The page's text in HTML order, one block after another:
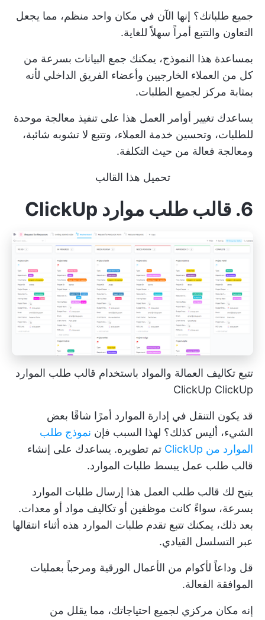
جميع طلباتك؟ إنها الآن في مكان واحد منظم، مما يجعل
التعاون والتتبع أمراً سهلاً للغاية.
بمساعدة هذا النموذج، يمكنك جمع البيانات بسرعة من
كل من العملاء الخارجيين وأعضاء الفريق الداخلي لأنه
بمثابة مركز لجميع الطلبات.
يساعدك تغيير أوامر العمل هذا على تنفيذ معالجة موحدة
للطلبات، وتحسين خدمة العملاء، وتتبع لا تشوبه شائبة،
ومعالجة فعالة من حيث التكلفة.
تحميل هذا القالب
6. قالب طلب موارد ClickUp
تتبع تكاليف العمالة والمواد باستخدام قالب طلب الموارد
ClickUp ClickUp
قد يكون التنقل في إدارة الموارد أمرًا شاقًا بعض
الشيء، أليس كذلك؟ لهذا السبب فإن نموذج طلب
الموارد من ClickUp
تم تطويره. يساعدك على إنشاء
قالب طلب عمل يبسط طلبات الموارد.
يتيح لك قالب طلب العمل هذا إرسال طلبات الموارد
بسرعة، سواءً كانت موظفين أو تكاليف مواد أو معدات.
بعد ذلك، يمكنك تتبع تقدم طلبات الموارد هذه أثناء انتقالها
عبر التسلسل القيادي.
قل وداعاً لأكوام من الأعمال الورقية ومرحباً بعمليات
الموافقة الفعالة.
إنه مكان مركزي لجميع احتياجاتك، مما يقلل من